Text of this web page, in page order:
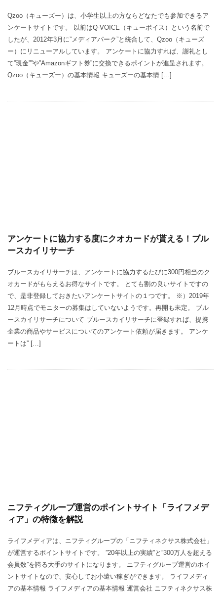
Qzoo（キューズー）は、小学生以上の方ならどなたでも参加できるア
ンケートサイトです。 以前はQ-VOICE（キューボイス）という名前で
したが、2012年3月に”メディアパーク”と統合して、Qzoo（キューズ
ー）にリニューアルしています。 アンケートに協力すれば、謝礼とし
て”現金””や”Amazonギフト券”に交換できるポイントが進呈されます。
Qzoo（キューズー）の基本情報 キューズーの基本情 […]
アンケートに協力する度にクオカードが貰える！ブル
ースカイリサーチ
ブルースカイリサーチは、アンケートに協力するたびに300円相当のク
オカードがもらえるお得なサイトです。 とても割の良いサイトですの
で、是非登録しておきたいアンケートサイトの１つです。 ※）2019年
12月時点でモニターの募集はしていないようです。再開も未定。 ブル
ースカイリサーチについて ブルースカイリサーチに登録すれば、提携
企業の商品やサービスについてのアンケート依頼が届きます。 アンケ
ートは” […]
ニフティグループ運営のポイントサイト「ライフメデ
ィア」の特徴を解説
ライフメディアは、ニフティグループの「ニフティネクサス株式会社」
が運営するポイントサイトです。 ”20年以上の実績”と”300万人を超える
会員数”を誇る大手のサイトになります。 ニフティグループ運営のポイ
ントサイトなので、安心してお小遣い稼ぎができます。 ライフメディ
アの基本情報 ライフメディアの基本情報 運営会社 ニフティネクサス株